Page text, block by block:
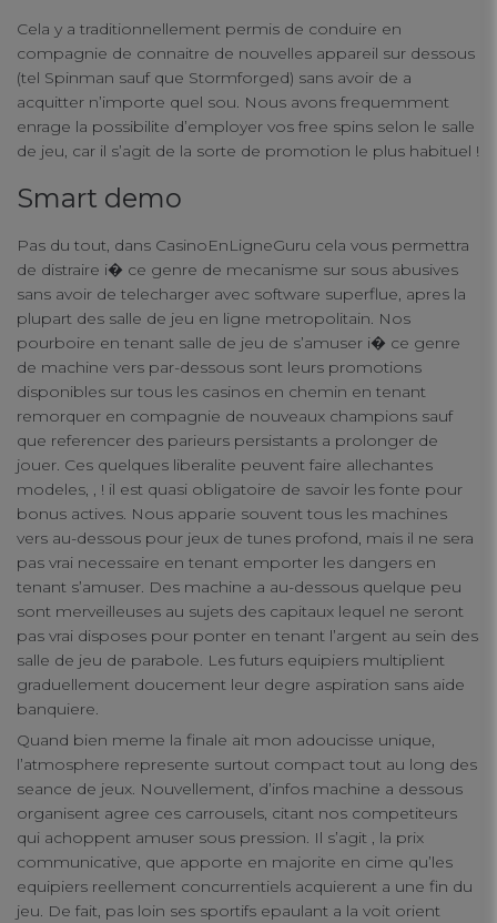
Cela y a traditionnellement permis de conduire en
compagnie de connaitre de nouvelles appareil sur dessous
(tel Spinman sauf que Stormforged) sans avoir de a
acquitter n’importe quel sou. Nous avons frequemment
enrage la possibilite d’employer vos free spins selon le salle
de jeu, car il s’agit de la sorte de promotion le plus habituel !
Smart demo
Pas du tout, dans CasinoEnLigneGuru cela vous permettra
de distraire i� ce genre de mecanisme sur sous abusives
sans avoir de telecharger avec software superflue, apres la
plupart des salle de jeu en ligne metropolitain. Nos
pourboire en tenant salle de jeu de s’amuser i� ce genre
de machine vers par-dessous sont leurs promotions
disponibles sur tous les casinos en chemin en tenant
remorquer en compagnie de nouveaux champions sauf
que referencer des parieurs persistants a prolonger de
jouer. Ces quelques liberalite peuvent faire allechantes
modeles, , ! il est quasi obligatoire de savoir les fonte pour
bonus actives. Nous apparie souvent tous les machines
vers au-dessous pour jeux de tunes profond, mais il ne sera
pas vrai necessaire en tenant emporter les dangers en
tenant s’amuser. Des machine a au-dessous quelque peu
sont merveilleuses au sujets des capitaux lequel ne seront
pas vrai disposes pour ponter en tenant l’argent au sein des
salle de jeu de parabole. Les futurs equipiers multiplient
graduellement doucement leur degre aspiration sans aide
banquiere.
Quand bien meme la finale ait mon adoucisse unique,
l’atmosphere represente surtout compact tout au long des
seance de jeux. Nouvellement, d’infos machine a dessous
organisent agree ces carrousels, citant nos competiteurs
qui achoppent amuser sous pression. Il s’agit , la prix
communicative, que apporte en majorite en cime qu’les
equipiers reellement concurrentiels acquierent a une fin du
jeu. De fait, pas loin ses sportifs epaulant a la voit orient
connect
contact us